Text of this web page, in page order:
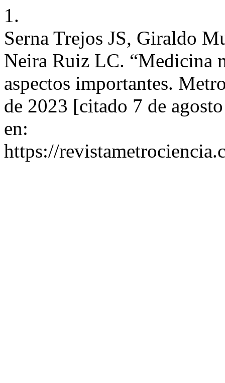
1.
Serna Trejos JS, Giraldo
Neira Ruiz LC. “Medicina
aspectos importantes.
de 2023 [citado 7 de
en:
https://